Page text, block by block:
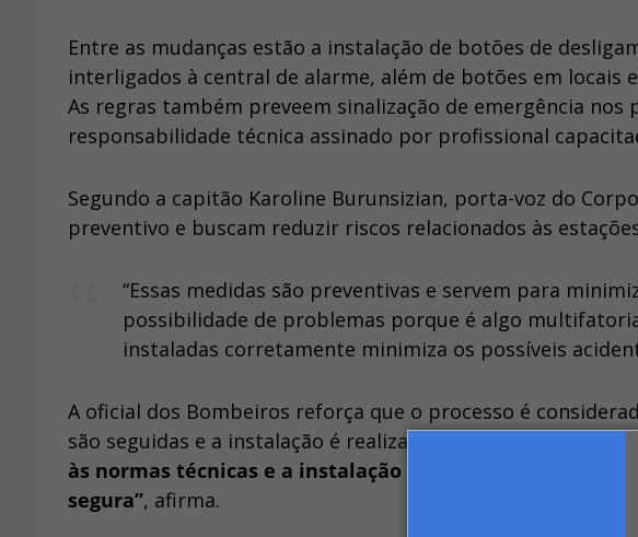
Entre as mudanças estão a instalação de botões de
interligados à central de alarme, além de botões em locais
As regras também preveem sinalização de emergência
responsabilidade técnica assinado por profissional
Segundo a capitão Karoline Burunsizian, porta-voz do
preventivo e buscam reduzir riscos relacionados às
“Essas medidas são preventivas e servem para
possibilidade de problemas porque é algo
instaladas corretamente minimiza os possíveis
A oficial dos Bombeiros reforça que o processo é
são seguidas e a instalação é realizada por profissionais
às normas técnicas e a instalação é feita por profissional
segura”, afirma.